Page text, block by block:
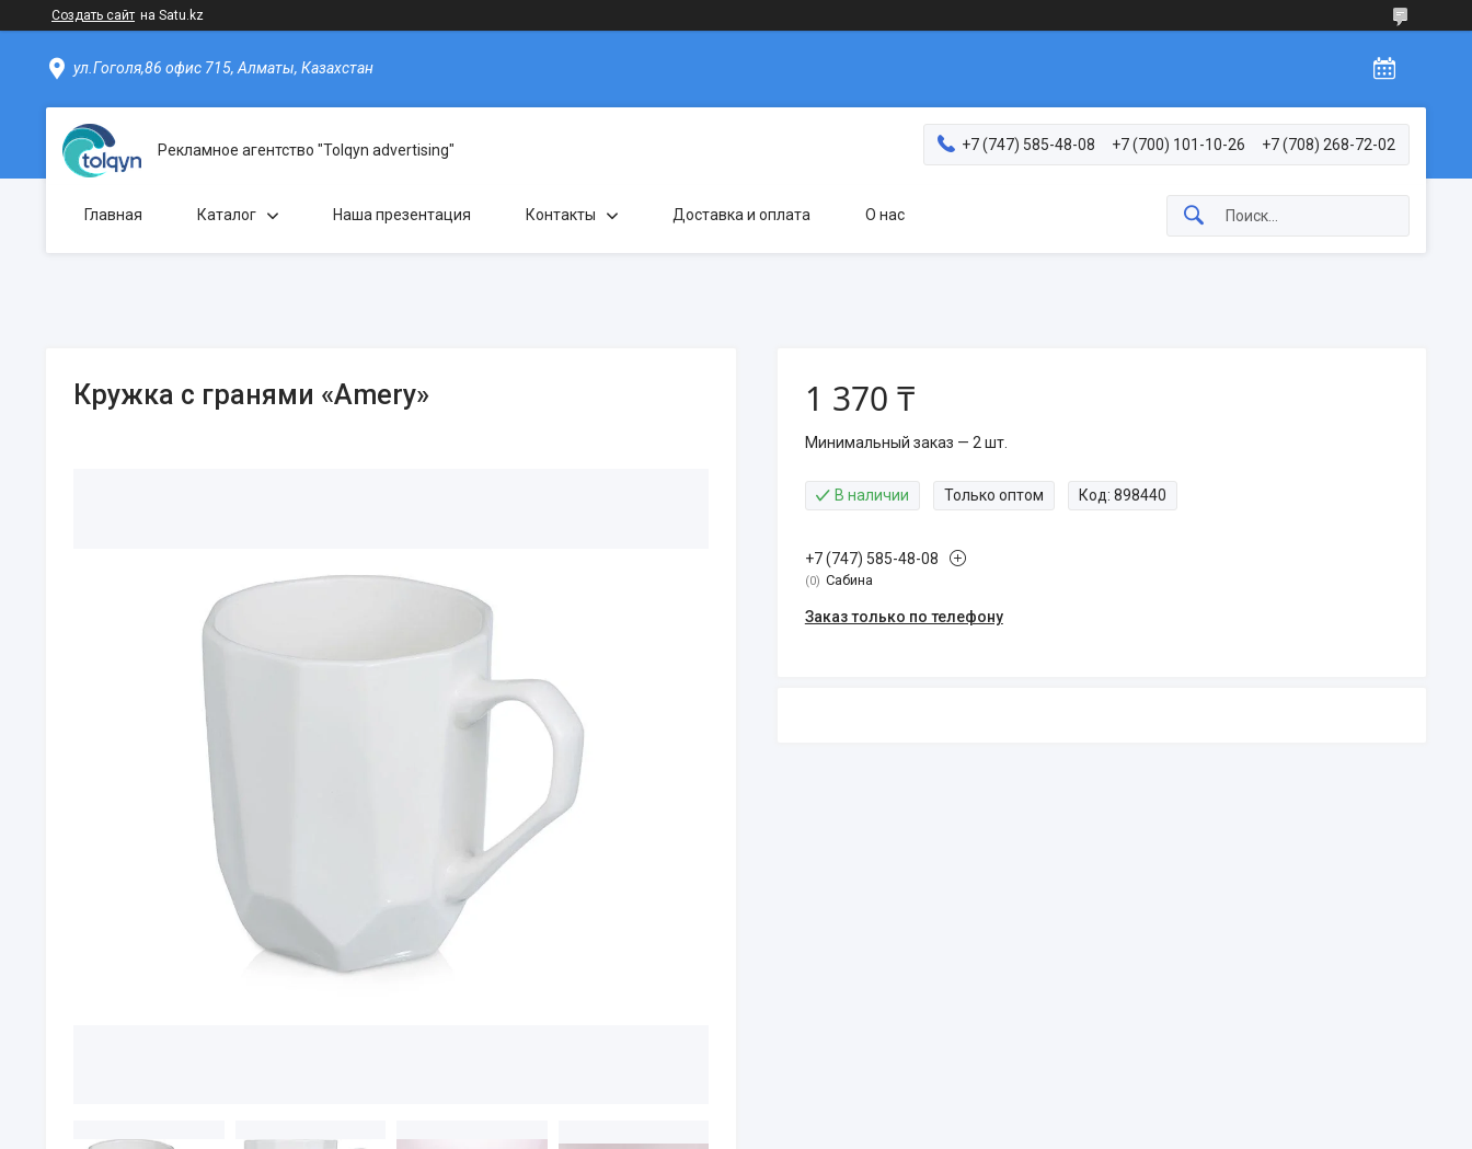
Создать сайт на Satu.kz
ул.Гоголя,86 офис 715, Алматы, Казахстан
Рекламное агентство "Tolqyn advertising" +7 (747) 585-48-08 +7 (700) 101-10-26 +7 (708) 268-72-02
Главная Каталог Наша презентация Контакты Доставка и оплата О нас
Кружка с гранями «Amery» 1 370 ₸
Минимальный заказ — 2 шт.
В наличии Только оптом Код: 898440
+7 (747) 585-48-08
0 Сабина
Заказ только по телефону